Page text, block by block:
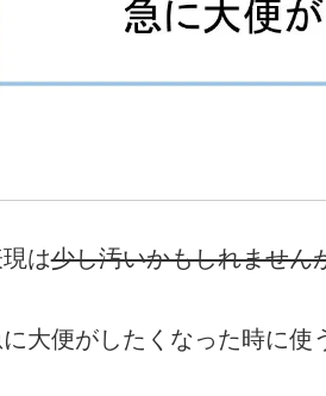
は少し汚いかもしれません
大便がしたくなった時に使